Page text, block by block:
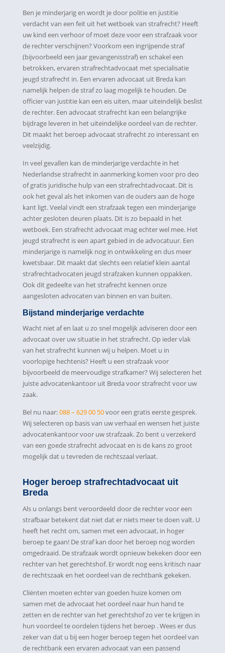
Ben je minderjarig en wordt je door politie en justitie
verdacht van een feit uit het wetboek van strafrecht? Heeft
uw kind een verhoor of moet deze voor een strafzaak voor
de rechter verschijnen? Voorkom een ingrijpende straf
(bijvoorbeeld een jaar gevangenisstraf) en schakel een
betrokken, ervaren strafrechtadvocaat met specialisatie
jeugd strafrecht in. Een ervaren advocaat uit Breda kan
namelijk helpen de straf zo laag mogelijk te houden. De
officier van justitie kan een eis uiten, maar uiteindelijk beslist
de rechter. Een advocaat strafrecht kan een belangrijke
bijdrage leveren in het uiteindelijke oordeel van de rechter.
Dit maakt het beroep advocaat strafrecht zo interessant en
veelzijdig.
In veel gevallen kan de minderjarige verdachte in het
Nederlandse strafrecht in aanmerking komen voor pro deo
of gratis juridische hulp van een strafrechtadvocaat. Dit is
ook het geval als het inkomen van de ouders aan de hoge
kant ligt. Veelal vindt een strafzaak tegen een minderjarige
achter gesloten deuren plaats. Dit is zo bepaald in het
wetboek. Een strafrecht advocaat mag echter wel mee. Het
jeugd strafrecht is een apart gebied in de advocatuur. Een
minderjarige is namelijk nog in ontwikkeling en dus meer
kwetsbaar. Dit maakt dat slechts een relatief klein aantal
strafrechtadvocaten jeugd strafzaken kunnen oppakken.
Ook dit gedeelte van het strafrecht kennen onze
aangesloten advocaten van binnen en van buiten.
Bijstand minderjarige verdachte
Wacht niet af en laat u zo snel mogelijk adviseren door een
advocaat over uw situatie in het strafrecht. Op ieder vlak
van het strafrecht kunnen wij u helpen. Moet u in
voorlopige hechtenis? Heeft u een strafzaak voor
bijvoorbeeld de meervoudige strafkamer? Wij selecteren het
juiste advocatenkantoor uit Breda voor strafrecht voor uw
zaak.
Bel nu naar:088 – 629 00 50voor een gratis eerste gesprek.
Wij selecteren op basis van uw verhaal en wensen het juiste
advocatenkantoor voor uw strafzaak. Zo bent u verzekerd
van een goede strafrecht advocaat en is de kans zo groot
mogelijk dat u tevreden de rechtszaal verlaat.
Hoger beroep strafrechtadvocaat uit
Breda
Als u onlangs bent veroordeeld door de rechter voor een
strafbaar betekent dat niet dat er niets meer te doen valt. U
heeft het recht om, samen met een advocaat, in hoger
beroep te gaan! De straf kan door het beroep nog worden
omgedraaid. De strafzaak wordt opnieuw bekeken door een
rechter van het gerechtshof. Er wordt nog eens kritisch naar
de rechtszaak en het oordeel van de rechtbank gekeken.
Cliënten moeten echter van goeden huize komen om
samen met de advocaat het oordeel naar hun hand te
zetten en de rechter van het gerechtshof zo ver te krijgen in
hun voordeel te oordelen tijdens het beroep . Wees er dus
zeker van dat u bij een hoger beroep tegen het oordeel van
de rechtbank een ervaren advocaat van een passend